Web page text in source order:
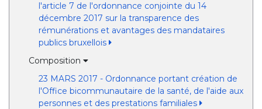
l'article 7 de l'ordonnance conjointe du 14
décembre 2017 sur la transparence des
rémunérations et avantages des mandataires
publics bruxellois
Composition
23 MARS 2017 - Ordonnance portant création de
l'Office bicommunautaire de la santé, de l'aide aux
personnes et des prestations familiales